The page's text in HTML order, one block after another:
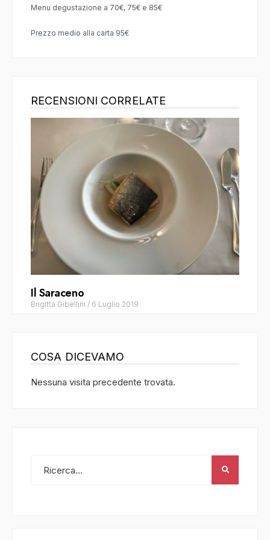
Menu degustazione a 70€, 75€ e 85€
Prezzo medio alla carta 95€
RECENSIONI CORRELATE
Il Saraceno
Brigitta Gibellini / 6 Luglio 2019
COSA DICEVAMO
Nessuna visita precedente trovata.